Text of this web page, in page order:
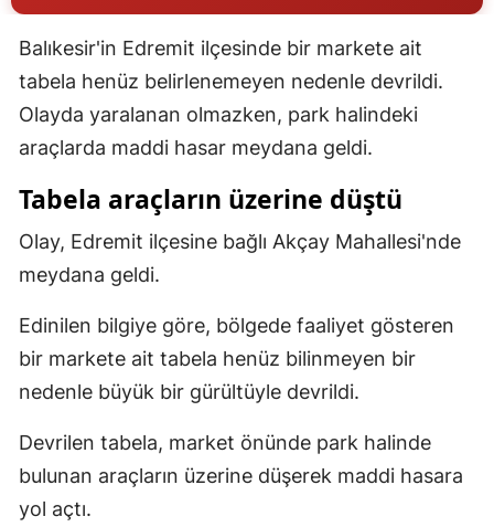
Giresun
Gümüşhane
Hakkari
Hatay
Isparta
Mersin
İzmir
Kayseri
Balıkesir'in Edremit ilçesinde bir markete ait
tabela henüz belirlenemeyen nedenle devrildi.
Olayda yaralanan olmazken, park halindeki
araçlarda maddi hasar meydana geldi.
Tabela araçların üzerine düştü
Olay, Edremit ilçesine bağlı Akçay Mahallesi'nde
meydana geldi.
Edinilen bilgiye göre, bölgede faaliyet gösteren
bir markete ait tabela henüz bilinmeyen bir
nedenle büyük bir gürültüyle devrildi.
Devrilen tabela, market önünde park halinde
bulunan araçların üzerine düşerek maddi hasara
yol açtı.